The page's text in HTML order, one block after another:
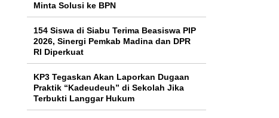
Minta Solusi ke BPN
154 Siswa di Siabu Terima Beasiswa PIP
2026, Sinergi Pemkab Madina dan DPR
RI Diperkuat
KP3 Tegaskan Akan Laporkan Dugaan
Praktik “Kadeudeuh” di Sekolah Jika
Terbukti Langgar Hukum